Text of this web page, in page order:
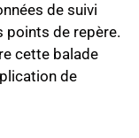
de suivi
points de repère.
cette balade
de